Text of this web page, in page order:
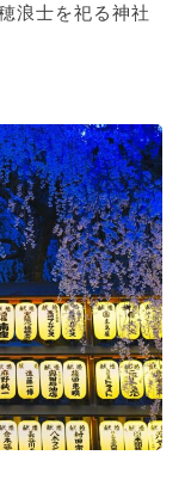
浪士を祀る神社